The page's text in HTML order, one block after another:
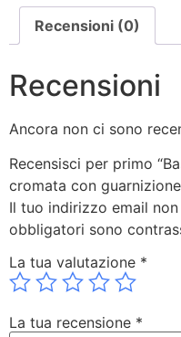
Recensioni (0)
Recensioni
Ancora non ci sono
Recensisci per primo
cromata con
Il tuo indirizzo email
obbligatori sono
La tua valutazione *
La tua recensione *